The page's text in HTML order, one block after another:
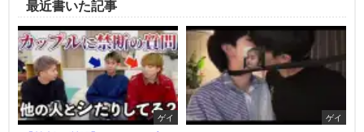
最近書いた記事
ゲイ ゲイ